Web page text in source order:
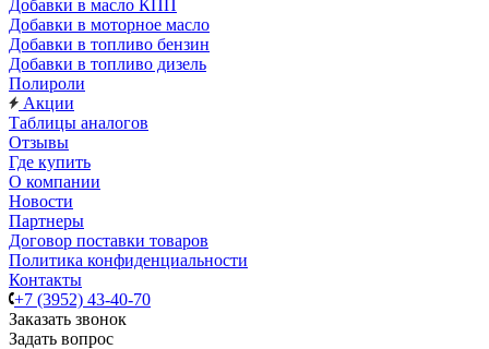
Добавки в масло КПП
Добавки в моторное масло
Добавки в топливо бензин
Добавки в топливо дизель
Полироли
Акции
Таблицы аналогов
Отзывы
Где купить
О компании
Новости
Партнеры
Договор поставки товаров
Политика конфиденциальности
Контакты
+7 (3952) 43-40-70
Заказать звонок
Задать вопрос